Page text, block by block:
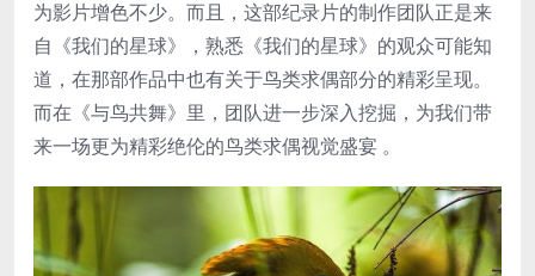
为影片增色不少。而且，这部纪录片的制作团队正是来
自《我们的星球》，熟悉《我们的星球》的观众可能知
道，在那部作品中也有关于鸟类求偶部分的精彩呈现。
而在《与鸟共舞》里，团队进一步深入挖掘，为我们带
来一场更为精彩绝伦的鸟类求偶视觉盛宴 。